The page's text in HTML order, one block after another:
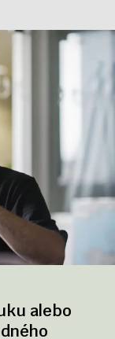
alebo